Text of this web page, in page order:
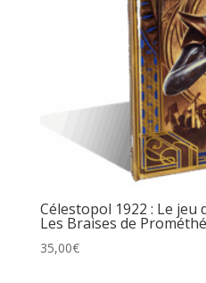
Célestopol 1922 : Le jeu
Les Braises de
35,00€